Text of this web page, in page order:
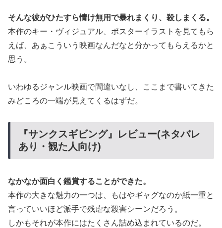
そんな彼がひたすら情け無用で暴れまくり、殺しまくる。
本作のキー・ヴィジュアル、ポスターイラストを見てもら
えば、あぁこういう映画なんだなと分かってもらえるかと
思う。
いわゆるジャンル映画で間違いなし、ここまで書いてきた
みどころの一端が見えてくるはずだ。
『サンクスギビング』レビュー(ネタバレ
あり・観た人向け)
なかなか面白く鑑賞することができた。
本作の大きな魅力の一つは、もはやギャグなのか紙一重と
言っていいほど派手で残虐な殺害シーンだろう。
しかもそれが本作にはたくさん詰め込まれているのだ。